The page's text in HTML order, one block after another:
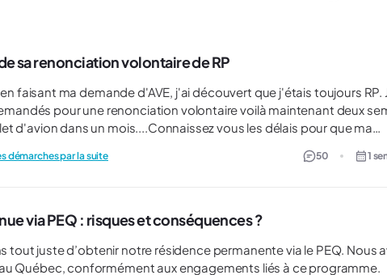
sa renonciation volontaire de RP
pour une renonciation volontaire voilà maintenant deux
d'avion dans un mois....Connaissez vous les délais pour que ma
démarches par la suite 50 1
via PEQ : risques et conséquences ?
Québec, conformément aux engagements liés à ce programme.